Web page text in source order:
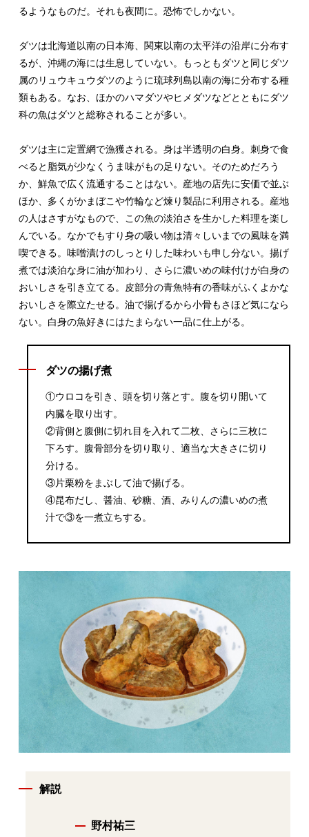
るようなものだ。それも夜間に。恐怖でしかない。
ダツは北海道以南の日本海、関東以南の太平洋の沿岸に分布す
るが、沖縄の海には生息していない。もっともダツと同じダツ
属のリュウキュウダツのように琉球列島以南の海に分布する種
類もある。なお、ほかのハマダツやヒメダツなどとともにダツ
科の魚はダツと総称されることが多い。
ダツは主に定置網で漁獲される。身は半透明の白身。刺身で食
べると脂気が少なくうま味がもの足りない。そのためだろう
か、鮮魚で広く流通することはない。産地の店先に安価で並ぶ
ほか、多くがかまぼこや竹輪など煉り製品に利用される。産地
の人はさすがなもので、この魚の淡泊さを生かした料理を楽し
んでいる。なかでもすり身の吸い物は清々しいまでの風味を満
喫できる。味噌漬けのしっとりした味わいも申し分ない。揚げ
煮では淡泊な身に油が加わり、さらに濃いめの味付けが白身の
おいしさを引き立てる。皮部分の青魚特有の香味がふくよかな
おいしさを際立たせる。油で揚げるから小骨もさほど気になら
ない。白身の魚好きにはたまらない一品に仕上がる。
ダツの揚げ煮
①ウロコを引き、頭を切り落とす。腹を切り開いて
内臓を取り出す。
②背側と腹側に切れ目を入れて二枚、さらに三枚に
下ろす。腹骨部分を切り取り、適当な大きさに切り
分ける。
③片栗粉をまぶして油で揚げる。
④昆布だし、醤油、砂糖、酒、みりんの濃いめの煮
汁で③を一煮立ちする。
解説
野村祐三